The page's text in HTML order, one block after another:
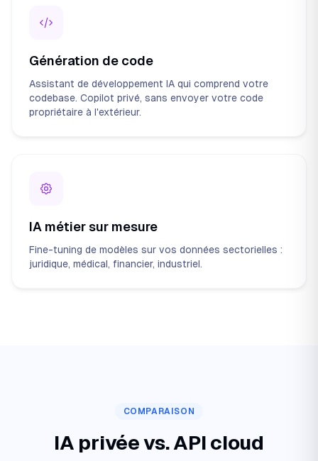
Génération de code
Assistant de développement IA qui comprend votre
codebase. Copilot privé, sans envoyer votre code
propriétaire à l'extérieur.
IA métier sur mesure
Fine-tuning de modèles sur vos données sectorielles :
juridique, médical, financier, industriel.
COMPARAISON
IA privée vs. API cloud